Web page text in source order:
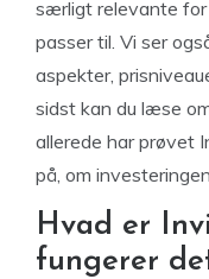
særligt relevante for
passer til. Vi ser
aspekter,
sidst kan du læse
allerede har prøvet
på, om
Hvad er
fungerer